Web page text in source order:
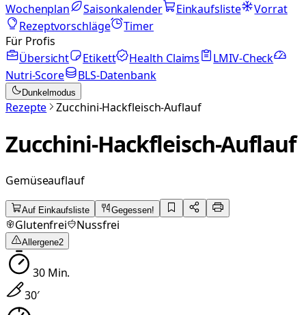
Wochenplan
Saisonkalender Einkaufsliste
Vorrat
Rezeptvorschläge
Timer
Für Profis
Übersicht
Etikett Health Claims
LMIV-Check
Nutri-Score
BLS-Datenbank
Dunkelmodus
Rezepte Zucchini-Hackfleisch-Auflauf
Zucchini-Hackfleisch-Auflauf
Gemüseauflauf
Auf Einkaufsliste Gegessen!
Glutenfrei Nussfrei
Allergene2
30Min.
30′